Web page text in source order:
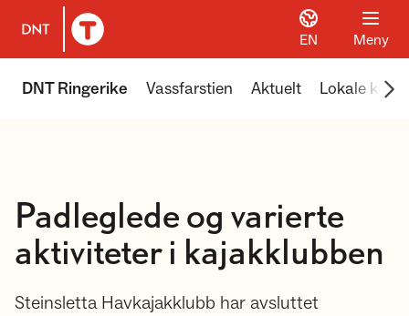
Til DNT.no forside
EN Meny
DNT Ringerike Vassfarstien Aktuelt Lokale koier
Padleglede og varierte
aktiviteter i kajakklubben
Steinsletta Havkajakklubb har avsluttet